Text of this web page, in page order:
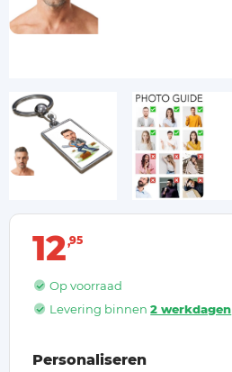
12 95
Op voorraad
Levering binnen2 werkdagen
Personaliseren